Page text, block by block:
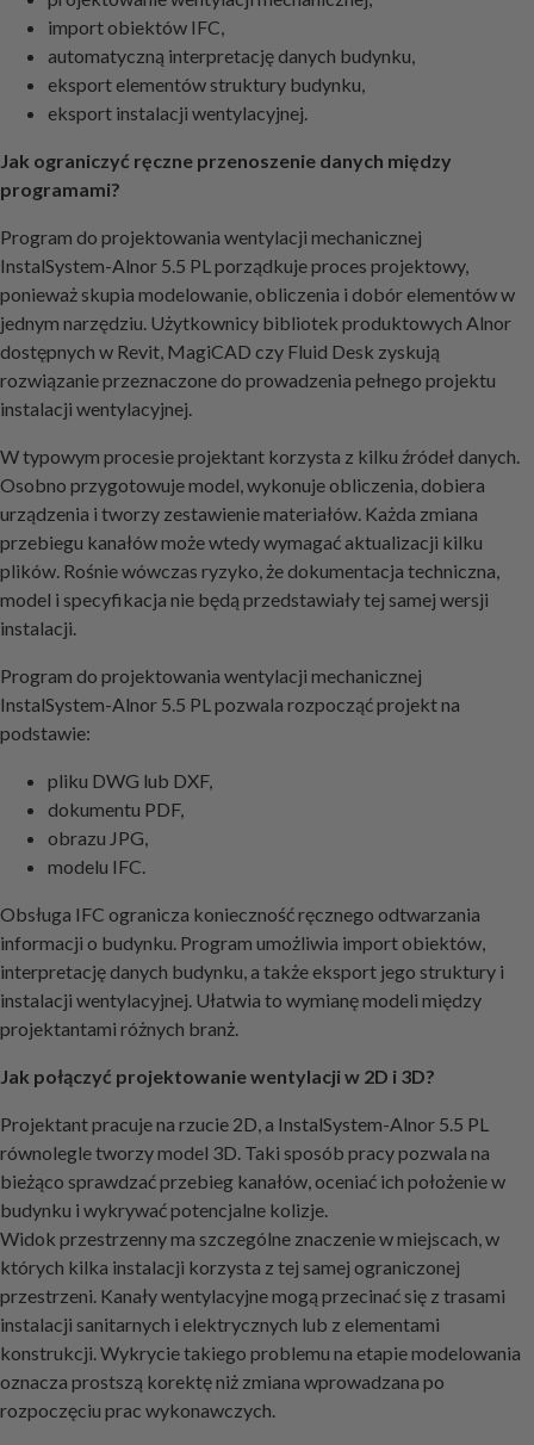
import obiektów IFC,
automatyczną interpretację danych budynku,
eksport elementów struktury budynku,
eksport instalacji wentylacyjnej.
Jak ograniczyć ręczne przenoszenie danych między
programami?
Program do projektowania wentylacji mechanicznej
InstalSystem-Alnor 5.5 PL porządkuje proces projektowy,
ponieważ skupia modelowanie, obliczenia i dobór elementów w
jednym narzędziu. Użytkownicy bibliotek produktowych Alnor
dostępnych w Revit, MagiCAD czy Fluid Desk zyskują
rozwiązanie przeznaczone do prowadzenia pełnego projektu
instalacji wentylacyjnej.
W typowym procesie projektant korzysta z kilku źródeł danych.
Osobno przygotowuje model, wykonuje obliczenia, dobiera
urządzenia i tworzy zestawienie materiałów. Każda zmiana
przebiegu kanałów może wtedy wymagać aktualizacji kilku
plików. Rośnie wówczas ryzyko, że dokumentacja techniczna,
model i specyfikacja nie będą przedstawiały tej samej wersji
instalacji.
Program do projektowania wentylacji mechanicznej
InstalSystem-Alnor 5.5 PL pozwala rozpocząć projekt na
podstawie:
pliku DWG lub DXF,
dokumentu PDF,
obrazu JPG,
modelu IFC.
Obsługa IFC ogranicza konieczność ręcznego odtwarzania
informacji o budynku. Program umożliwia import obiektów,
interpretację danych budynku, a także eksport jego struktury i
instalacji wentylacyjnej. Ułatwia to wymianę modeli między
projektantami różnych branż.
Jak połączyć projektowanie wentylacji w 2D i 3D?
Projektant pracuje na rzucie 2D, a InstalSystem-Alnor 5.5 PL
równolegle tworzy model 3D. Taki sposób pracy pozwala na
bieżąco sprawdzać przebieg kanałów, oceniać ich położenie w
budynku i wykrywać potencjalne kolizje.
Widok przestrzenny ma szczególne znaczenie w miejscach, w
których kilka instalacji korzysta z tej samej ograniczonej
przestrzeni. Kanały wentylacyjne mogą przecinać się z trasami
instalacji sanitarnych i elektrycznych lub z elementami
konstrukcji. Wykrycie takiego problemu na etapie modelowania
oznacza prostszą korektę niż zmiana wprowadzana po
rozpoczęciu prac wykonawczych.